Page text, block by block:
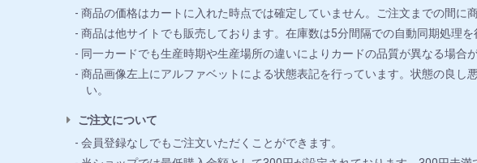
商品の価格はカートに入れた時点では確定していません。ご注文までの間に
商品は他サイトでも販売しております。在庫数は5分間隔での自動同期処理
同一カードでも生産時期や生産場所の違いによりカードの品質が異なる場合
商品画像左上にアルファベットによる状態表記を行っています。状態の良
い。
ご注文について
会員登録なしでもご注文いただくことができます。